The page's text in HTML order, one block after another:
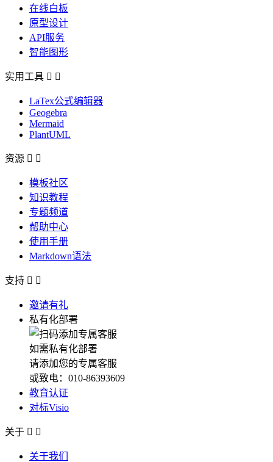
在线白板
原型设计
API服务
智能图形
实用工具  
LaTex公式编辑器
Geogebra
Mermaid
PlantUML
资源  
模板社区
知识教程
专题频道
帮助中心
使用手册
Markdown语法
支持  
邀请有礼
私有化部署
如需私有化部署
请添加您的专属客服
或致电：010-86393609
教育认证
对标Visio
关于  
关于我们